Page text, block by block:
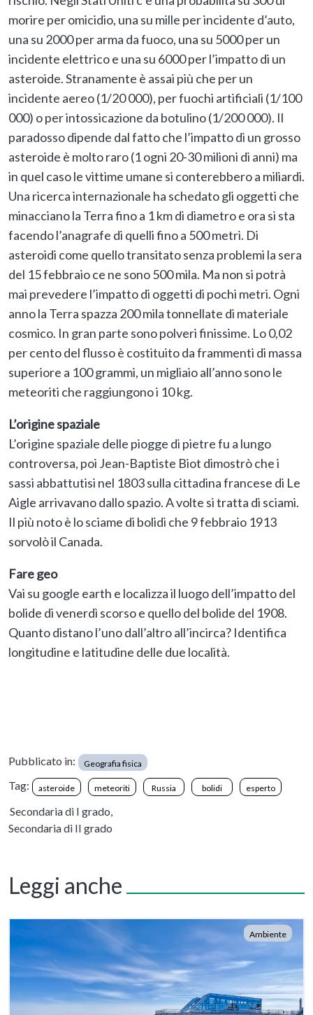
morire per omicidio, una su mille per incidente d’auto,
una su 2000 per arma da fuoco, una su 5000 per un
incidente elettrico e una su 6000 per l’impatto di un
asteroide. Stranamente è assai più che per un
incidente aereo (1/20 000), per fuochi artificiali (1/100
000) o per intossicazione da botulino (1/200 000). Il
paradosso dipende dal fatto che l’impatto di un grosso
asteroide è molto raro (1 ogni 20-30 milioni di anni) ma
in quel caso le vittime umane si conterebbero a miliardi.
Una ricerca internazionale ha schedato gli oggetti che
minacciano la Terra fino a 1 km di diametro e ora si sta
facendo l’anagrafe di quelli fino a 500 metri. Di
asteroidi come quello transitato senza problemi la sera
del 15 febbraio ce ne sono 500 mila. Ma non si potrà
mai prevedere l’impatto di oggetti di pochi metri. Ogni
anno la Terra spazza 200 mila tonnellate di materiale
cosmico. In gran parte sono polveri finissime. Lo 0,02
per cento del flusso è costituito da frammenti di massa
superiore a 100 grammi, un migliaio all’anno sono le
meteoriti che raggiungono i 10 kg.
L’origine spaziale
L’origine spaziale delle piogge di pietre fu a lungo
controversa, poi Jean-Baptiste Biot dimostrò che i
sassi abbattutisi nel 1803 sulla cittadina francese di Le
Aigle arrivavano dallo spazio. A volte si tratta di sciami.
Il più noto è lo sciame di bolidi che 9 febbraio 1913
sorvolò il Canada.
Fare geo
Vai su google earth e localizza il luogo dell’impatto del
bolide di venerdì scorso e quello del bolide del 1908.
Quanto distano l’uno dall’altro all’incirca? Identifica
longitudine e latitudine delle due località.
Pubblicato in: Geografia fisica
Tag: asteroide meteoriti Russia bolidi esperto
Secondaria di I grado,
Secondaria di II grado
Leggi anche
Ambiente